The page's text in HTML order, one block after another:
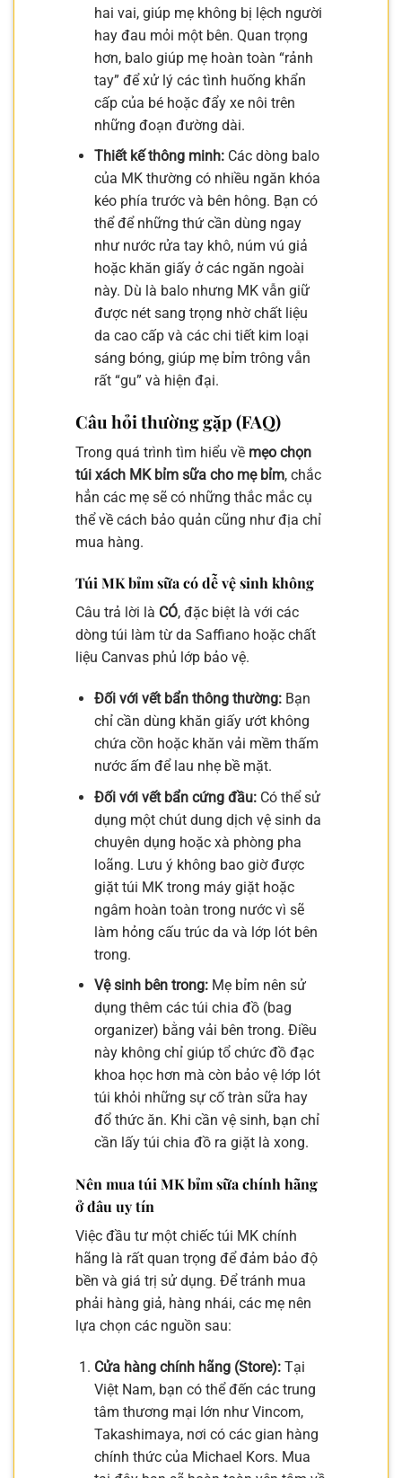
hai vai, giúp mẹ không bị lệch người
hay đau mỏi một bên. Quan trọng
hơn, balo giúp mẹ hoàn toàn “rảnh
tay” để xử lý các tình huống khẩn
cấp của bé hoặc đẩy xe nôi trên
những đoạn đường dài.
Thiết kế thông minh:Các dòng balo
của MK thường có nhiều ngăn khóa
kéo phía trước và bên hông. Bạn có
thể để những thứ cần dùng ngay
như nước rửa tay khô, núm vú giả
hoặc khăn giấy ở các ngăn ngoài
này. Dù là balo nhưng MK vẫn giữ
được nét sang trọng nhờ chất liệu
da cao cấp và các chi tiết kim loại
sáng bóng, giúp mẹ bỉm trông vẫn
rất “gu” và hiện đại.
Câu hỏi thường gặp (FAQ)
Trong quá trình tìm hiểu về mẹo chọn
túi xách MK bỉm sữa cho mẹ bỉm, chắc
hẳn các mẹ sẽ có những thắc mắc cụ
thể về cách bảo quản cũng như địa chỉ
mua hàng.
Túi MK bỉm sữa có dễ vệ sinh không
Câu trả lời là CÓ, đặc biệt là với các
dòng túi làm từ da Saffiano hoặc chất
liệu Canvas phủ lớp bảo vệ.
Đối với vết bẩn thông thường:Bạn
chỉ cần dùng khăn giấy ướt không
chứa cồn hoặc khăn vải mềm thấm
nước ấm để lau nhẹ bề mặt.
Đối với vết bẩn cứng đầu:Có thể sử
dụng một chút dung dịch vệ sinh da
chuyên dụng hoặc xà phòng pha
loãng. Lưu ý không bao giờ được
giặt túi MK trong máy giặt hoặc
ngâm hoàn toàn trong nước vì sẽ
làm hỏng cấu trúc da và lớp lót bên
trong.
Vệ sinh bên trong:Mẹ bỉm nên sử
dụng thêm các túi chia đồ (bag
organizer) bằng vải bên trong. Điều
này không chỉ giúp tổ chức đồ đạc
khoa học hơn mà còn bảo vệ lớp lót
túi khỏi những sự cố tràn sữa hay
đổ thức ăn. Khi cần vệ sinh, bạn chỉ
cần lấy túi chia đồ ra giặt là xong.
Nên mua túi MK bỉm sữa chính hãng
ở đâu uy tín
Việc đầu tư một chiếc túi MK chính
hãng là rất quan trọng để đảm bảo độ
bền và giá trị sử dụng. Để tránh mua
phải hàng giả, hàng nhái, các mẹ nên
lựa chọn các nguồn sau:
Cửa hàng chính hãng (Store):Tại
Việt Nam, bạn có thể đến các trung
tâm thương mại lớn như Vincom,
Takashimaya, nơi có các gian hàng
chính thức của Michael Kors. Mua